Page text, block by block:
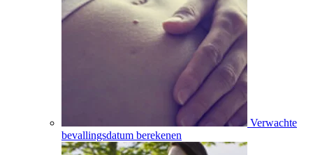
Verwachte
bevallingsdatum berekenen